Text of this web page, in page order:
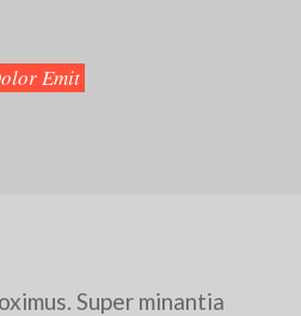
Emit
Super minantia